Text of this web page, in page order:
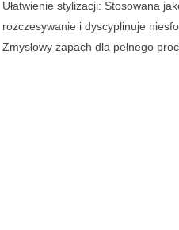
Ułatwienie stylizacji: Stosowana
rozczesywanie i dyscyplinuje
Zmysłowy zapach dla pełnego